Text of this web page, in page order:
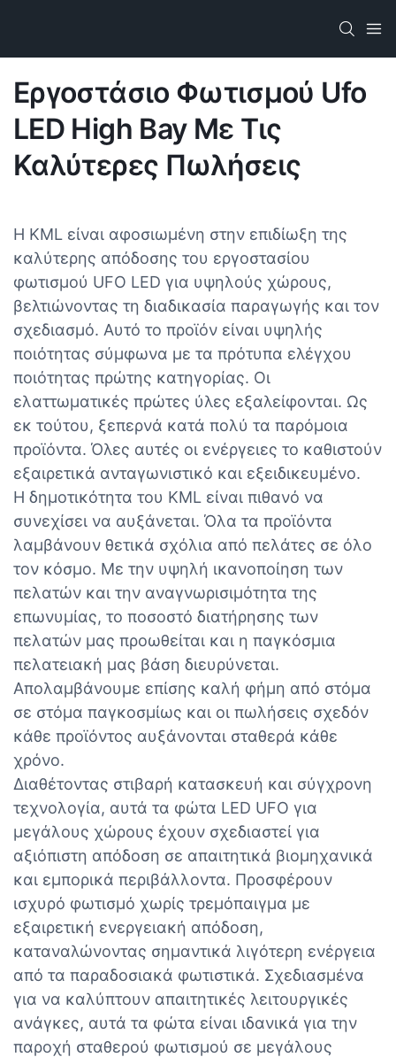
Εργοστάσιο Φωτισμού Ufo
LED High Bay Με Τις
Καλύτερες Πωλήσεις​
Η KML είναι αφοσιωμένη στην επιδίωξη της
καλύτερης απόδοσης του εργοστασίου
φωτισμού UFO LED για υψηλούς χώρους,
βελτιώνοντας τη διαδικασία παραγωγής και τον
σχεδιασμό. Αυτό το προϊόν είναι υψηλής
ποιότητας σύμφωνα με τα πρότυπα ελέγχου
ποιότητας πρώτης κατηγορίας. Οι
ελαττωματικές πρώτες ύλες εξαλείφονται. Ως
εκ τούτου, ξεπερνά κατά πολύ τα παρόμοια
προϊόντα. Όλες αυτές οι ενέργειες το καθιστούν
εξαιρετικά ανταγωνιστικό και εξειδικευμένο.
Η δημοτικότητα του KML είναι πιθανό να
συνεχίσει να αυξάνεται. Όλα τα προϊόντα
λαμβάνουν θετικά σχόλια από πελάτες σε όλο
τον κόσμο. Με την υψηλή ικανοποίηση των
πελατών και την αναγνωρισιμότητα της
επωνυμίας, το ποσοστό διατήρησης των
πελατών μας προωθείται και η παγκόσμια
πελατειακή μας βάση διευρύνεται.
Απολαμβάνουμε επίσης καλή φήμη από στόμα
σε στόμα παγκοσμίως και οι πωλήσεις σχεδόν
κάθε προϊόντος αυξάνονται σταθερά κάθε
χρόνο.
Διαθέτοντας στιβαρή κατασκευή και σύγχρονη
τεχνολογία, αυτά τα φώτα LED UFO για
μεγάλους χώρους έχουν σχεδιαστεί για
αξιόπιστη απόδοση σε απαιτητικά βιομηχανικά
και εμπορικά περιβάλλοντα. Προσφέρουν
ισχυρό φωτισμό χωρίς τρεμόπαιγμα με
εξαιρετική ενεργειακή απόδοση,
καταναλώνοντας σημαντικά λιγότερη ενέργεια
από τα παραδοσιακά φωτιστικά. Σχεδιασμένα
για να καλύπτουν απαιτητικές λειτουργικές
ανάγκες, αυτά τα φώτα είναι ιδανικά για την
παροχή σταθερού φωτισμού σε μεγάλους